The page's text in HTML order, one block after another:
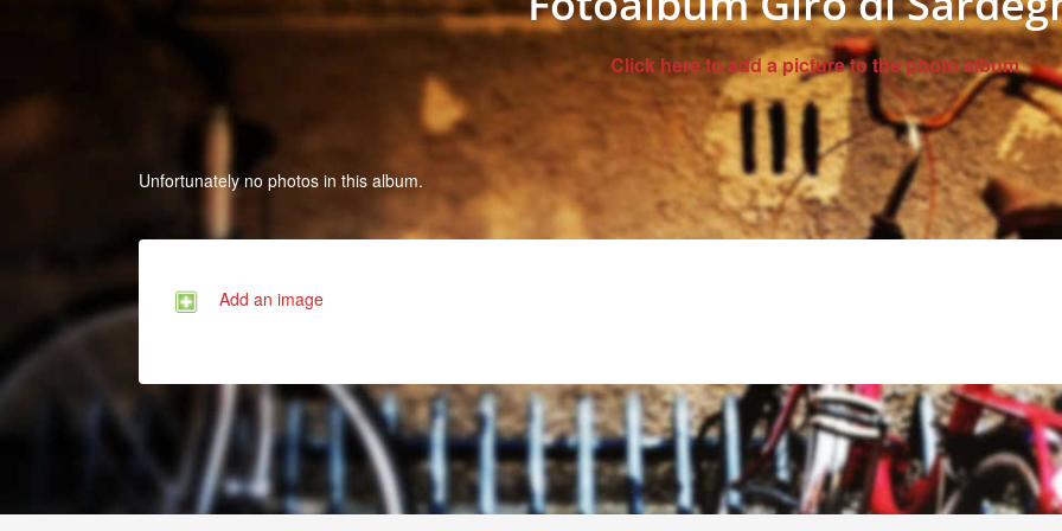
Click here to add a picture to the photo album
Unfortunately no photos in this album.
Add an image